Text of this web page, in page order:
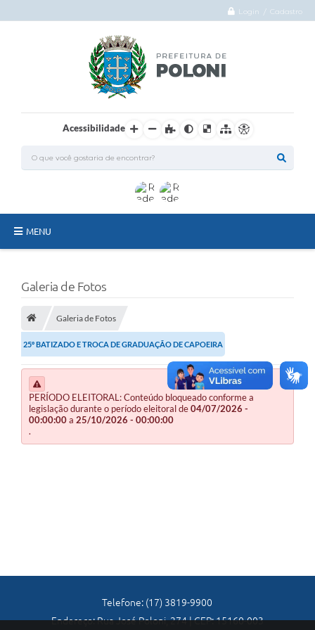
Login / Cadastro
Acessibilidade
MENU
Administração
A Nossa Cidade
Principal
Galeria de Fotos
Transparência
Contratos
Galeria de Fotos
Galeria de Fotos
25º BATIZADO E TROCA DE GRADUAÇÃO DE CAPOEIRA
PERÍODO ELEITORAL: Conteúdo bloqueado conforme a
legislação durante o período eleitoral de04/07/2026 -
00:00:00a 25/10/2026 - 00:00:00
.
Telefone: (17) 3819-9900
Endereço: Rua José Poloni, 274 | CEP: 15160-003